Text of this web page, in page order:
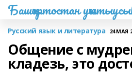
Башҡортостан
Русский язык и литература 24 МАЯ
Общение с
кладезь, это